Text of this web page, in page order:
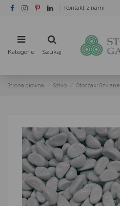
Kontakt z nami
Kategorie Szukaj
Strona główna Szkło Otoczaki Szklane